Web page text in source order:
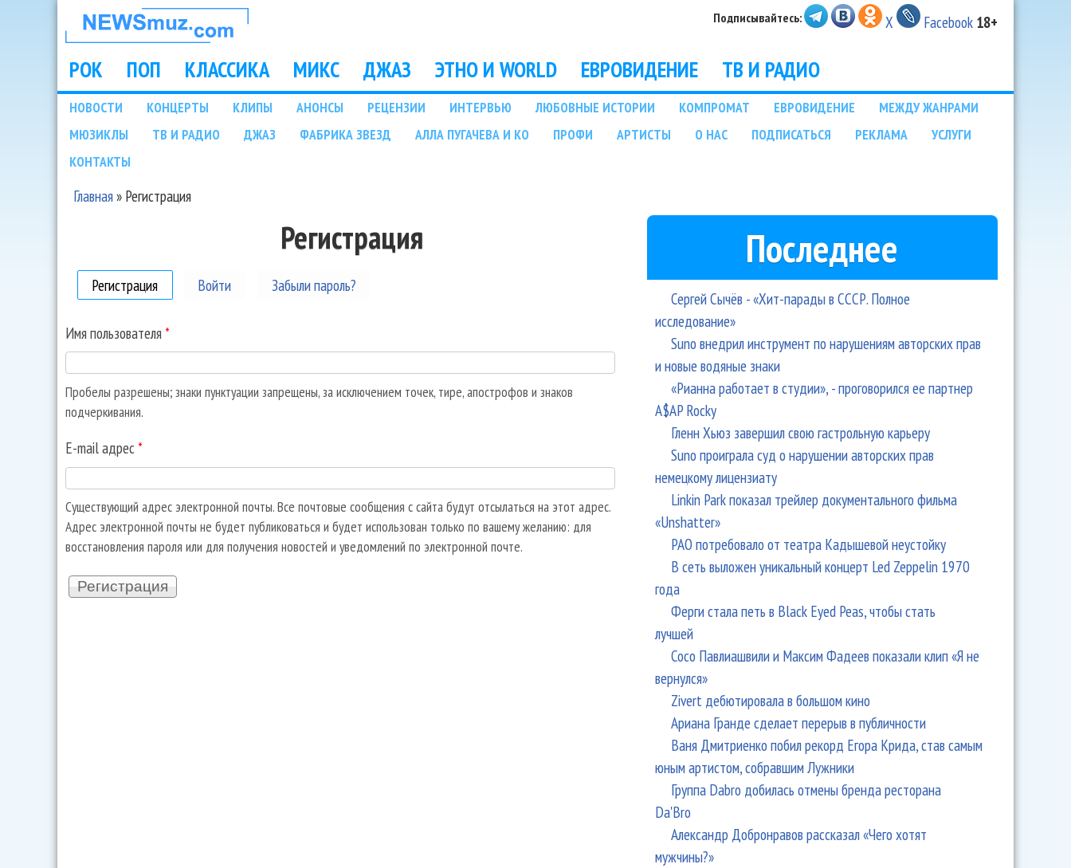
НОВОСТИ
МУЗЫКИ И
ШОУ БИЗНЕСА
NEWSMUZ.COM
Подписывайтесь: X Facebook 18+
Main menu
РОК ПОП КЛАССИКА МИКС ДЖАЗ ЭТНО И WORLD ЕВРОВИДЕНИЕ ТВ И РАДИО
Подразделы
НОВОСТИ КОНЦЕРТЫ КЛИПЫ АНОНСЫ РЕЦЕНЗИИ ИНТЕРВЬЮ ЛЮБОВНЫЕ ИСТОРИИ КОМПРОМАТ ЕВРОВИДЕНИЕ
МЕЖДУ ЖАНРАМИ
МЮЗИКЛЫ
ТВ И РАДИО ДЖАЗ ФАБРИКА ЗВЕЗД АЛЛА ПУГАЧЕВА И КО ПРОФИ АРТИСТЫ О НАС ПОДПИСАТЬСЯ РЕКЛАМА
УСЛУГИ
КОНТАКТЫ
Главная» Регистрация
Регистрация
Регистрация (активная вкладка)
Войти Забыли пароль?
Имя пользователя *
Пробелы разрешены; знаки пунктуации запрещены, за исключением точек, тире, апострофов и знаков
подчеркивания.
E-mail адрес *
Существующий адрес электронной почты. Все почтовые сообщения с сайта будут отсылаться на этот адрес.
Адрес электронной почты не будет публиковаться и будет использован только по вашему желанию: для
восстановления пароля или для получения новостей и уведомлений по электронной почте.
Последнее
Сергей Сычёв - «Хит-парады в СССР. Полное
исследование»
Suno внедрил инструмент по нарушениям авторских прав
и новые водяные знаки
«Рианна работает в студии», - проговорился ее партнер
A$AP Rocky
Гленн Хьюз завершил свою гастрольную карьеру
Suno проиграла суд о нарушении авторских прав
немецкому лицензиату
Linkin Park показал трейлер документального фильма
«Unshatter»
РАО потребовало от театра Кадышевой неустойку
В сеть выложен уникальный концерт Led Zeppelin 1970
года
Ферги стала петь в Black Eyed Peas, чтобы стать
лучшей
Сосо Павлиашвили и Максим Фадеев показали клип «Я не
вернулся»
Zivert дебютировала в большом кино
Ариана Гранде сделает перерыв в публичности
Ваня Дмитриенко побил рекорд Егора Крида, став самым
юным артистом, собравшим Лужники
Группа Dabro добилась отмены бренда ресторана
Da'Bro
Александр Добронравов рассказал «Чего хотят
мужчины?»